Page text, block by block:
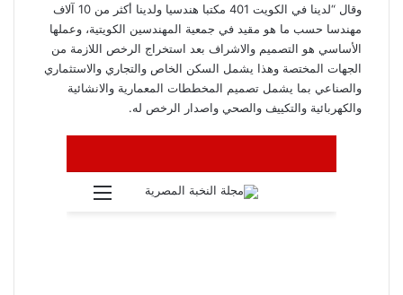
وقال “لدينا في الكويت 401 مكتبا هندسيا ولدينا أكثر من 10 آلاف
مهندسا حسب ما هو مقيد في جمعية المهندسين الكويتية، وعملها
الأساسي هو التصميم والاشراف بعد استخراج الرخص اللازمة من
الجهات المختصة وهذا يشمل السكن الخاص والتجاري والاستثماري
والصناعي بما يشمل تصميم المخططات المعمارية والانشائية
والكهربائية والتكييف والصحي واصدار الرخص له.